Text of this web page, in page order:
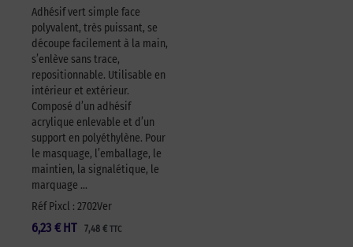
Adhésif vert simple face
polyvalent, très puissant, se
découpe facilement à la main,
s’enlève sans trace,
repositionnable. Utilisable en
intérieur et extérieur.
Composé d’un adhésif
acrylique enlevable et d’un
support en polyéthylène. Pour
le masquage, l’emballage, le
maintien, la signalétique, le
marquage …
Réf Pixcl : 2702Ver
6,23 € 7,48 € TTC
HT